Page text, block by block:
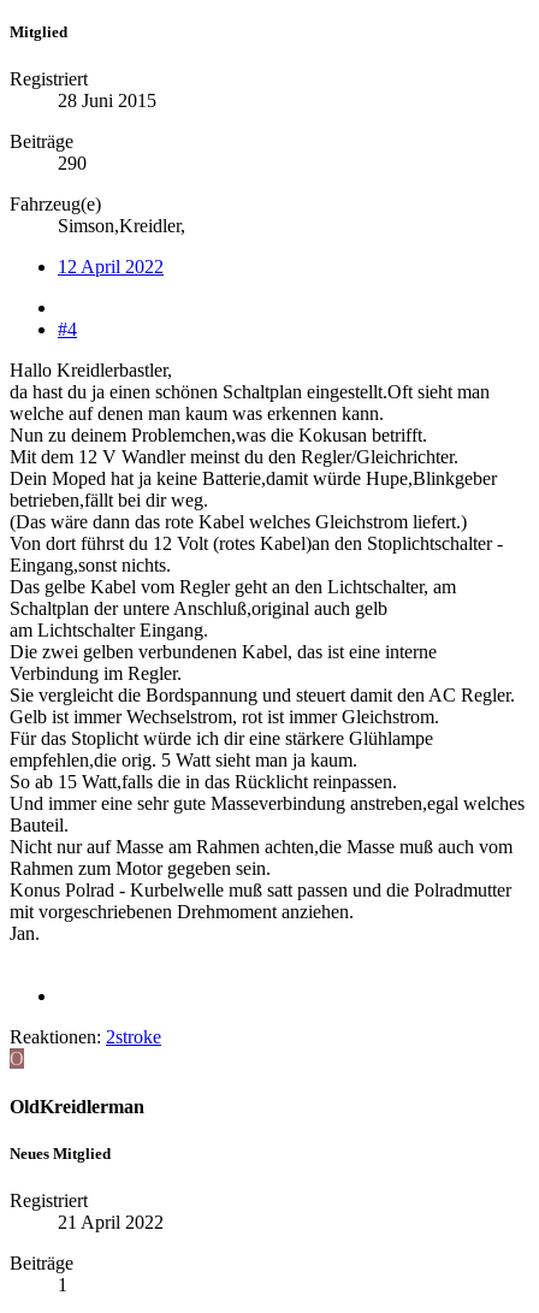
Mitglied
Registriert
28 Juni 2015
Beiträge
290
Fahrzeug(e)
Simson,Kreidler,
12 April 2022
#4
Hallo Kreidlerbastler,
da hast du ja einen schönen Schaltplan eingestellt.Oft sieht man
welche auf denen man kaum was erkennen kann.
Nun zu deinem Problemchen,was die Kokusan betrifft.
Mit dem 12 V Wandler meinst du den Regler/Gleichrichter.
Dein Moped hat ja keine Batterie,damit würde Hupe,Blinkgeber
betrieben,fällt bei dir weg.
(Das wäre dann das rote Kabel welches Gleichstrom liefert.)
Von dort führst du 12 Volt (rotes Kabel)an den Stoplichtschalter -
Eingang,sonst nichts.
Das gelbe Kabel vom Regler geht an den Lichtschalter, am
Schaltplan der untere Anschluß,original auch gelb
am Lichtschalter Eingang.
Die zwei gelben verbundenen Kabel, das ist eine interne
Verbindung im Regler.
Sie vergleicht die Bordspannung und steuert damit den AC Regler.
Gelb ist immer Wechselstrom, rot ist immer Gleichstrom.
Für das Stoplicht würde ich dir eine stärkere Glühlampe
empfehlen,die orig. 5 Watt sieht man ja kaum.
So ab 15 Watt,falls die in das Rücklicht reinpassen.
Und immer eine sehr gute Masseverbindung anstreben,egal welches
Bauteil.
Nicht nur auf Masse am Rahmen achten,die Masse muß auch vom
Rahmen zum Motor gegeben sein.
Konus Polrad - Kurbelwelle muß satt passen und die Polradmutter
mit vorgeschriebenen Drehmoment anziehen.
Jan.
Reaktionen: 2stroke
O
OldKreidlerman
Neues Mitglied
Registriert
21 April 2022
Beiträge
1